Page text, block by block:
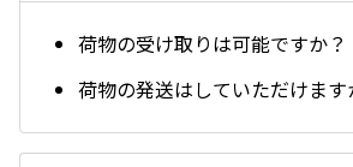
荷物の受け取りは可能ですか？
荷物の発送はしていただけます